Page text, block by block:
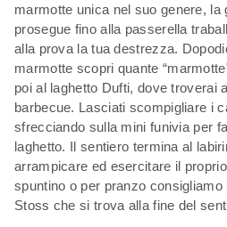
marmotte unica nel suo genere, la
prosegue fino alla passerella
alla prova la tua destrezza.
marmotte scopri quante
poi al laghetto Dufti, dove troverai
barbecue. Lasciati scompigliare i
sfrecciando sulla mini funivia per
laghetto. Il sentiero termina al
arrampicare ed esercitare il
spuntino o per pranzo
Stoss che si trova alla fine del